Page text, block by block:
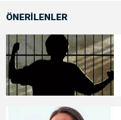
ÖNERİLENLER